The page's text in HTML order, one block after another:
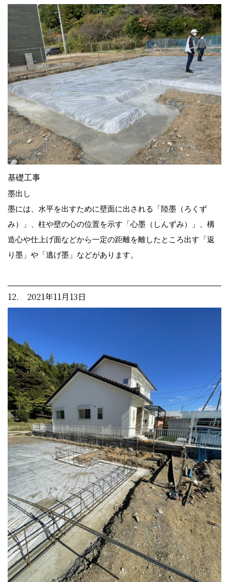
基礎工事
墨出し
墨には、水平を出すために壁面に出される「陸墨（ろくず
み）」、柱や壁の心の位置を示す「心墨（しんずみ）」、構
造心や仕上げ面などから一定の距離を離したところ出す「返
り墨」や「逃げ墨」などがあります。
12. 2021年11月13日